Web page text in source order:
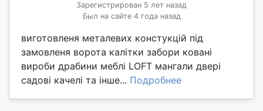
Зарегистрирован 5 лет назад
Был на сайте 4 года назад
виготовленя металевих констукцій під
замовленя ворота калітки забори ковані
вироби драбини меблі LOFT мангали двері
садові качелі та інше... Подробнее